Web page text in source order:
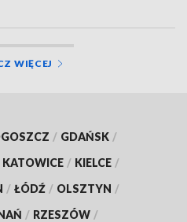
WIĘCEJ
/ GDAŃSK /
KATOWICE / KIELCE /
/ ŁÓDŹ / OLSZTYN /
/ RZESZÓW /